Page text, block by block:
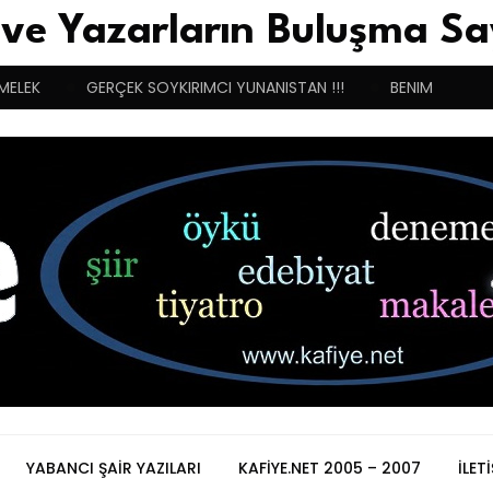
Yazarların Buluşma
GERÇEK SOYKIRIMCI YUNANISTAN !!! BENIM
YABANCI ŞAIR YAZILARI KAFIYE.NET 2005 – 2007